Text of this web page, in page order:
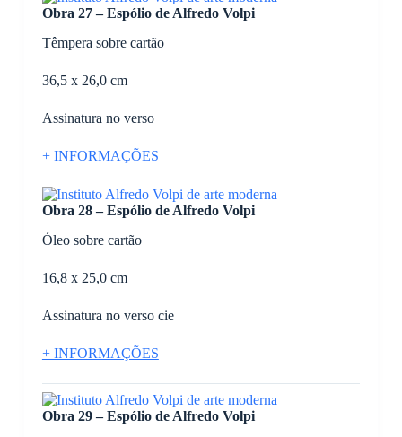
Obra 27 – Espólio de Alfredo Volpi
Têmpera sobre cartão
36,5 x 26,0 cm
Assinatura no verso
+ INFORMAÇÕES
Obra 28 – Espólio de Alfredo Volpi
Óleo sobre cartão
16,8 x 25,0 cm
Assinatura no verso cie
+ INFORMAÇÕES
Obra 29 – Espólio de Alfredo Volpi